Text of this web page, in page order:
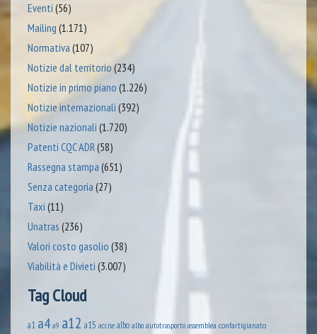
Eventi (56)
Mailing (1.171)
Normativa (107)
Notizie dal territorio (234)
Notizie in primo piano (1.226)
Notizie internazionali (392)
Notizie nazionali (1.720)
Patenti CQC ADR(58)
Rassegna stampa (651)
Senza categoria (27)
Taxi (11)
Unatras (236)
Valori costo gasolio (38)
Viabilità e Divieti (3.007)
Tag Cloud
a1 a4 a9 a12 a15 accise albo albo autotrasporto assemblea confartigianato